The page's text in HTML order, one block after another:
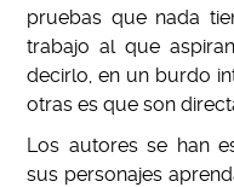
pruebas que nada
trabajo al que
decirlo, en un burdo
otras es que son
Los autores se han
sus personajes